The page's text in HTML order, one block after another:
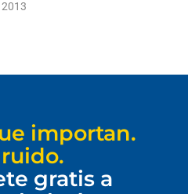
importan.
gratis a